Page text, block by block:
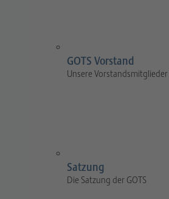
GOTS Vorstand
Unsere Vorstandsmitglieder
Satzung
Die Satzung der GOTS